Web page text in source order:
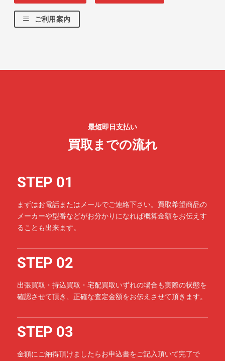
ご利用案内
最短即日支払い
買取までの流れ
STEP 01
まずはお電話またはメールでご連絡下さい。買取希望商品の
メーカーや型番などがお分かりになれば概算金額をお伝えす
ることも出来ます。
STEP 02
出張買取・持込買取・宅配買取いずれの場合も実際の状態を
確認させて頂き、正確な査定金額をお伝えさせて頂きます。
STEP 03
金額にご納得頂けましたらお申込書をご記入頂いて完了で